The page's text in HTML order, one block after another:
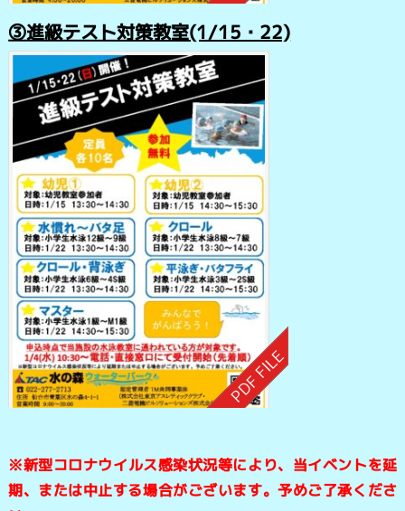
③進級テスト対策教室(1/15・22)
※新型コロナウイルス感染状況等により、当イベントを延
期、または中止する場合がございます。予めご了承くださ